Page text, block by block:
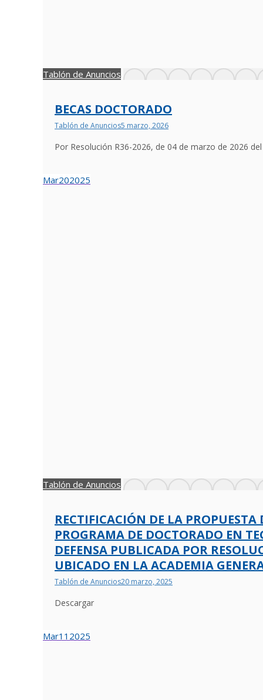
Tablón de Anuncios
BECAS DOCTORADO
Tablón de Anuncios5 marzo, 2026
Por Resolución R36-2026, de 04 de marzo de 2026
Mar202025
Tablón de Anuncios
RECTIFICACIÓN DE LA
PROGRAMA DE DOCTORADO EN
DEFENSA PUBLICADA POR
UBICADO EN LA ACADEMIA
Tablón de Anuncios20 marzo, 2025
Descargar
Mar11 2025